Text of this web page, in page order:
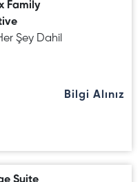
Family
Şey Dahil
Bilgi Alınız